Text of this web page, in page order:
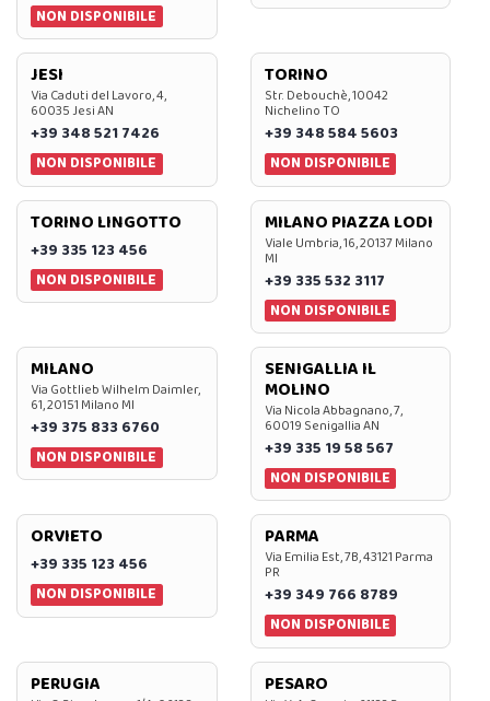
NON DISPONIBILE
JESI
Via Caduti del Lavoro, 4,
60035 Jesi AN
+39 348 521 7426
NON DISPONIBILE
TORINO
Str. Debouchè, 10042
Nichelino TO
+39 348 584 5603
NON DISPONIBILE
TORINO LINGOTTO
+39 335 123 456
NON DISPONIBILE
MILANO PIAZZA LODI
Viale Umbria, 16, 20137 Milano
MI
+39 335 532 3117
NON DISPONIBILE
MILANO
Via Gottlieb Wilhelm Daimler,
61, 20151 Milano MI
+39 375 833 6760
NON DISPONIBILE
SENIGALLIA IL
MOLINO
Via Nicola Abbagnano, 7,
60019 Senigallia AN
+39 335 19 58 567
NON DISPONIBILE
ORVIETO
+39 335 123 456
NON DISPONIBILE
PARMA
Via Emilia Est, 7B, 43121 Parma
PR
+39 349 766 8789
NON DISPONIBILE
PERUGIA PESARO